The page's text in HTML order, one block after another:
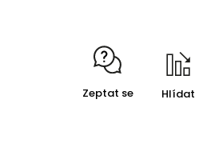
Zeptat se Hlídat